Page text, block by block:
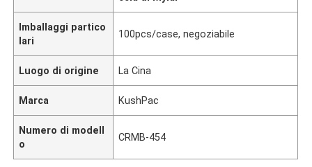
Imballaggi partico
lari
100pcs/case, negoziabile
Luogo di origine La Cina
Marca KushPac
Numero di modell
o
CRMB-454